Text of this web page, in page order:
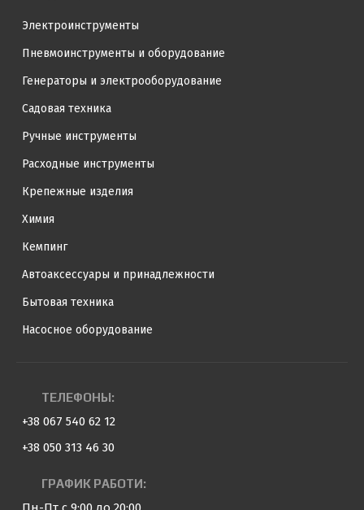
Электроинструменты
Пневмоинструменты и оборудование
Генераторы и электрооборудование
Садовая техника
Ручные инструменты
Расходные инструменты
Крепежные изделия
Химия
Кемпинг
Автоаксессуары и принадлежности
Бытовая техника
Насосное оборудование
ТЕЛЕФОНЫ:
+38 067 540 62 12
+38 050 313 46 30
ГРАФИК РАБОТИ: